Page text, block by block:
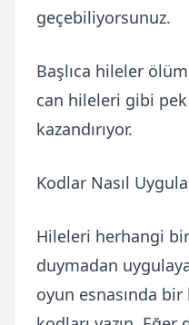
geçebiliyorsunuz.
Başlıca hileler
can hileleri gibi
kazandırıyor.
Kodlar Nasıl
Hileleri herhangi
duymadan
oyun esnasında